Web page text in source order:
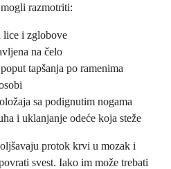
razmotriti:
lice i zglobove
na čelo
tapšanja po ramenima
sa podignutim nogama
i uklanjanje odeće koja steže
protok krvi u mozak i
svest. Iako im može trebati